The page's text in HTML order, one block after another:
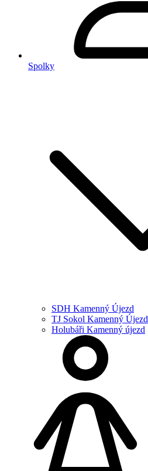
Spolky
SDH Kamenný Újezd
TJ Sokol Kamenný Újezd
Holubáři Kamenný újezd